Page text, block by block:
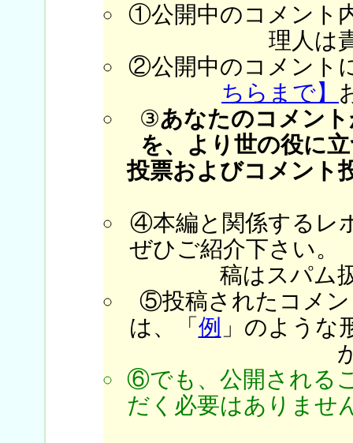
①公開中のコメント
理人は
②公開中のコメント
ちらまで】
③あなたのコメン
を、より世の役に
投票およびコメント
④本編と関係するレ
ぜひご紹介下さい。
稿はスパム
⑤投稿されたコメン
は、「 例 」のような
⑥でも、公開される
だく必要はありませ